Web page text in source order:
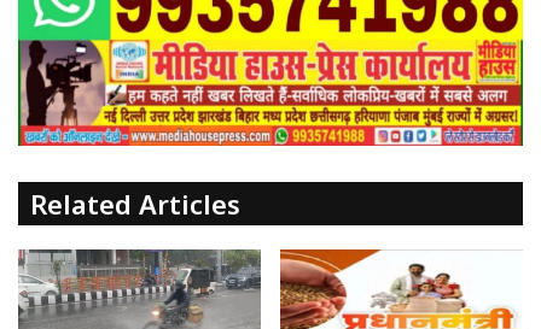
Related Articles